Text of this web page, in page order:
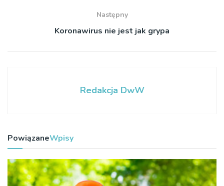
Następny
Koronawirus nie jest jak grypa
Redakcja DwW
PowiązaneWpisy